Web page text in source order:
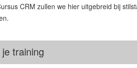
CRM zullen we hier uitgebreid bij
training